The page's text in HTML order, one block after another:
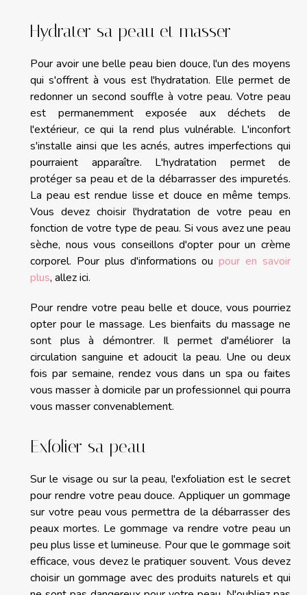
Hydrater sa peau et masser
Pour avoir une belle peau bien douce, l'un des moyens
qui s'offrent à vous est l'hydratation. Elle permet de
redonner un second souffle à votre peau. Votre peau
est permanemment exposée aux déchets de
l'extérieur, ce qui la rend plus vulnérable. L'inconfort
s'installe ainsi que les acnés, autres imperfections qui
pourraient apparaître. L'hydratation permet de
protéger sa peau et de la débarrasser des impuretés.
La peau est rendue lisse et douce en même temps.
Vous devez choisir l'hydratation de votre peau en
fonction de votre type de peau. Si vous avez une peau
sèche, nous vous conseillons d'opter pour un crème
corporel. Pour plus d'informations oupour en savoir
plus, allez ici.
Pour rendre votre peau belle et douce, vous pourriez
opter pour le massage. Les bienfaits du massage ne
sont plus à démontrer. Il permet d'améliorer la
circulation sanguine et adoucit la peau. Une ou deux
fois par semaine, rendez vous dans un spa ou faites
vous masser à domicile par un professionnel qui pourra
vous masser convenablement.
Exfolier sa peau
Sur le visage ou sur la peau, l'exfoliation est le secret
pour rendre votre peau douce. Appliquer un gommage
sur votre peau vous permettra de la débarrasser des
peaux mortes. Le gommage va rendre votre peau un
peu plus lisse et lumineuse. Pour que le gommage soit
efficace, vous devez le pratiquer souvent. Vous devez
choisir un gommage avec des produits naturels et qui